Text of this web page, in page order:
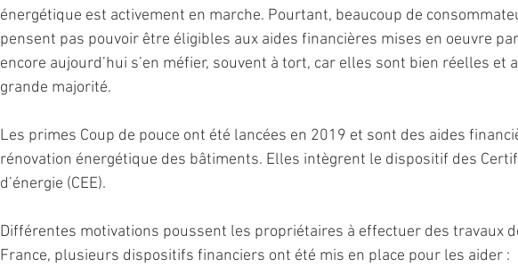
énergétique est activement en marche. Pourtant, beaucoup de
pensent pas pouvoir être éligibles aux aides financières mises en oeuvre
encore aujourd’hui s’en méfier, souvent à tort, car elles sont bien réelles et
grande majorité.
Les primes Coup de pouce ont été lancées en 2019 et sont des aides
rénovation énergétique des bâtiments. Elles intègrent le dispositif des
d’énergie (CEE).
Différentes motivations poussent les propriétaires à effectuer des travaux
France, plusieurs dispositifs financiers ont été mis en place pour les aider :